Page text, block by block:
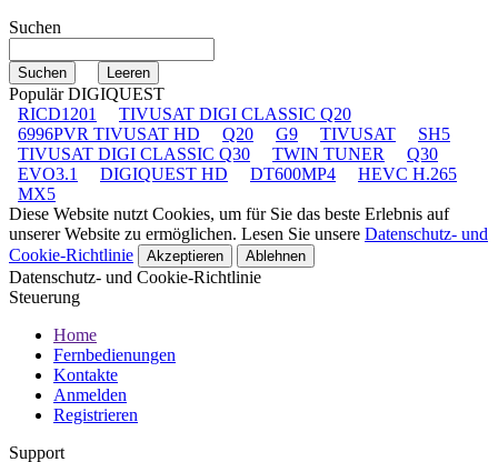
Suchen
Populär DIGIQUEST
RICD1201
TIVUSAT DIGI CLASSIC Q20
6996PVR TIVUSAT HD
Q20 G9 TIVUSAT
SH5
TIVUSAT DIGI CLASSIC Q30
TWIN TUNER
Q30
EVO3.1
DIGIQUEST HD DT600MP4
HEVC H.265
MX5
Diese Website nutzt Cookies, um für Sie das beste Erlebnis auf
unserer Website zu ermöglichen. Lesen Sie unsere Datenschutz- und
Cookie-Richtlinie
Akzeptieren Ablehnen
Datenschutz- und Cookie-Richtlinie
Steuerung
Home
Fernbedienungen
Kontakte
Anmelden
Registrieren
Support